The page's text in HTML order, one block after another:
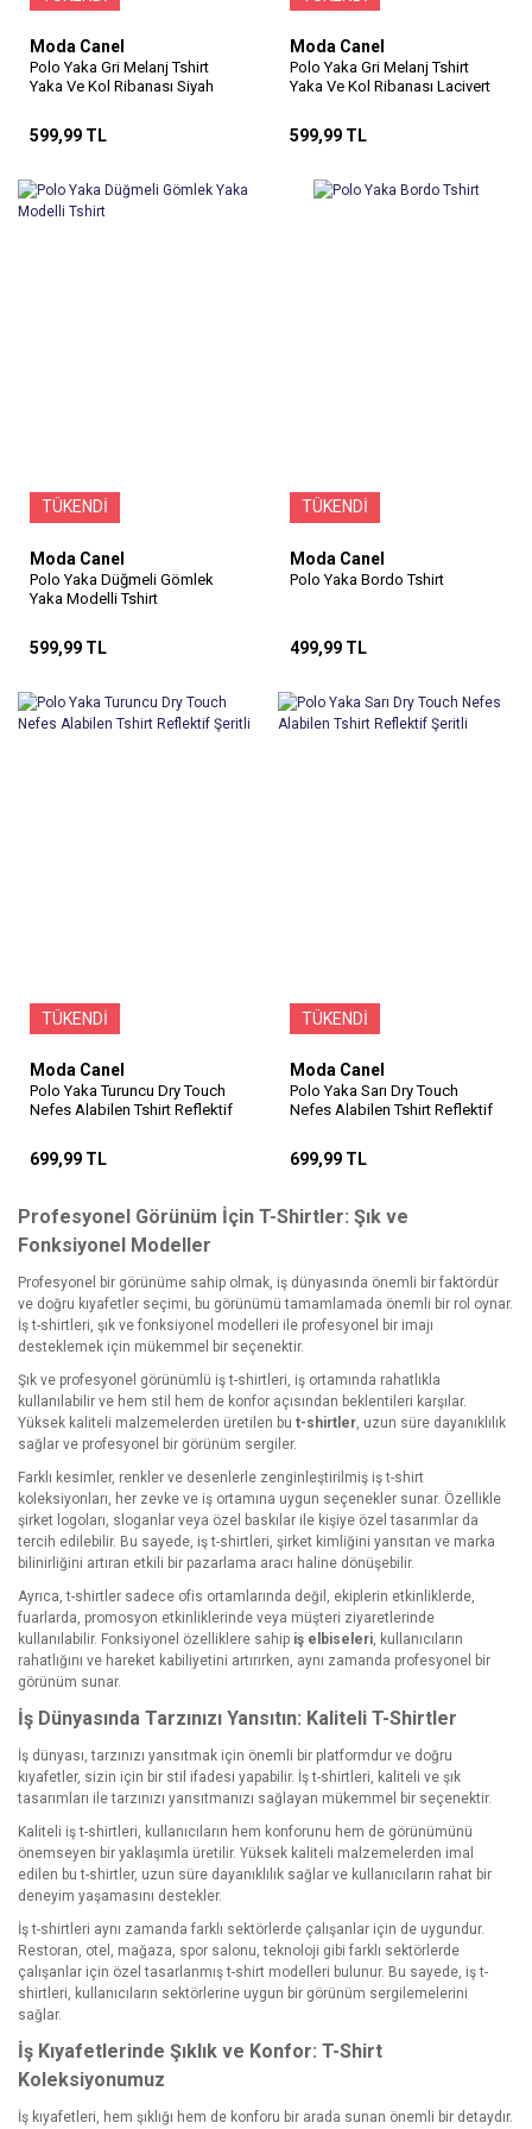
Moda Canel
Polo Yaka Gri Melanj Tshirt
Yaka Ve Kol Ribanası Siyah
599,99 TL
Moda Canel
Polo Yaka Gri Melanj Tshirt
Yaka Ve Kol Ribanası Lacivert
599,99 TL
TÜKENDİ
Moda Canel
Polo Yaka Düğmeli Gömlek
Yaka Modelli Tshirt
599,99 TL
TÜKENDİ
Moda Canel
Polo Yaka Bordo Tshirt
499,99 TL
TÜKENDİ
Moda Canel
Polo Yaka Turuncu Dry Touch
Nefes Alabilen Tshirt Reflektif
699,99 TL
TÜKENDİ
Moda Canel
Polo Yaka Sarı Dry Touch
Nefes Alabilen Tshirt Reflektif
699,99 TL
Profesyonel Görünüm İçin T-Shirtler: Şık ve
Fonksiyonel Modeller
Profesyonel bir görünüme sahip olmak, iş dünyasında önemli bir faktördür
ve doğru kıyafetler seçimi, bu görünümü tamamlamada önemli bir rol oynar.
İş t-shirtleri, şık ve fonksiyonel modelleri ile profesyonel bir imajı
desteklemek için mükemmel bir seçenektir.
Şık ve profesyonel görünümlü iş t-shirtleri, iş ortamında rahatlıkla
kullanılabilir ve hem stil hem de konfor açısından beklentileri karşılar.
Yüksek kaliteli malzemelerden üretilen bu t-shirtler, uzun süre dayanıklılık
sağlar ve profesyonel bir görünüm sergiler.
Farklı kesimler, renkler ve desenlerle zenginleştirilmiş iş t-shirt
koleksiyonları, her zevke ve iş ortamına uygun seçenekler sunar. Özellikle
şirket logoları, sloganlar veya özel baskılar ile kişiye özel tasarımlar da
tercih edilebilir. Bu sayede, iş t-shirtleri, şirket kimliğini yansıtan ve marka
bilinirliğini artıran etkili bir pazarlama aracı haline dönüşebilir.
Ayrıca, t-shirtler sadece ofis ortamlarında değil, ekiplerin etkinliklerde,
fuarlarda, promosyon etkinliklerinde veya müşteri ziyaretlerinde
kullanılabilir. Fonksiyonel özelliklere sahip iş elbiseleri, kullanıcıların
rahatlığını ve hareket kabiliyetini artırırken, aynı zamanda profesyonel bir
görünüm sunar.
İş Dünyasında Tarzınızı Yansıtın: Kaliteli T-Shirtler
İş dünyası, tarzınızı yansıtmak için önemli bir platformdur ve doğru
kıyafetler, sizin için bir stil ifadesi yapabilir. İş t-shirtleri, kaliteli ve şık
tasarımları ile tarzınızı yansıtmanızı sağlayan mükemmel bir seçenektir.
Kaliteli iş t-shirtleri, kullanıcıların hem konforunu hem de görünümünü
önemseyen bir yaklaşımla üretilir. Yüksek kaliteli malzemelerden imal
edilen bu t-shirtler, uzun süre dayanıklılık sağlar ve kullanıcıların rahat bir
deneyim yaşamasını destekler.
İş t-shirtleri aynı zamanda farklı sektörlerde çalışanlar için de uygundur.
Restoran, otel, mağaza, spor salonu, teknoloji gibi farklı sektörlerde
çalışanlar için özel tasarlanmış t-shirt modelleri bulunur. Bu sayede, iş t-
shirtleri, kullanıcıların sektörlerine uygun bir görünüm sergilemelerini
sağlar.
İş Kıyafetlerinde Şıklık ve Konfor: T-Shirt
Koleksiyonumuz
İş kıyafetleri, hem şıklığı hem de konforu bir arada sunan önemli bir detaydır.